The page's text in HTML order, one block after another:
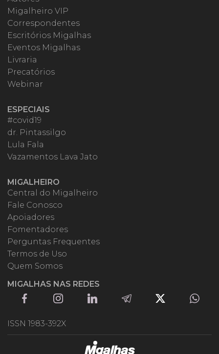
Migalheiro VIP
Correspondentes
Escritórios Migalhas
Eventos Migalhas
Livraria
Precatórios
Webinar
ESPECIAIS
#covid19
dr. Pintassilgo
Lula Fala
Vazamentos Lava Jato
MIGALHEIRO
Central do Migalheiro
Fale Conosco
Apoiadores
Fomentadores
Perguntas Frequentes
Termos de Uso
Quem Somos
MIGALHAS NAS REDES
ISSN 1983-392X